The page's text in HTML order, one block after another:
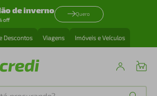
de inverno
off
Quero
Descontos Viagens Imóveis e Veículos